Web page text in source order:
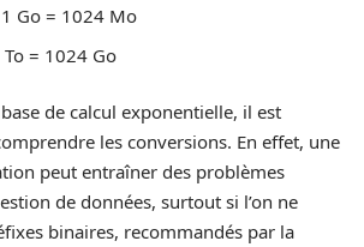
Go = 1024 Mo
To = 1024 Go
de calcul exponentielle, il est
les conversions. En effet, une
peut entraîner des problèmes
de données, surtout si l’on ne
binaires, recommandés par la